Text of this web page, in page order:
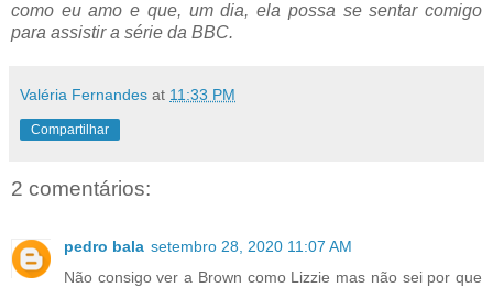
como eu amo e que, um dia, ela possa se sentar comigo
para assistir a série da BBC.
Valéria Fernandes at 11:33 PM
Compartilhar
2 comentários:
pedro bala setembro 28, 2020 11:07 AM
Não consigo ver a Brown como Lizzie mas não sei por que